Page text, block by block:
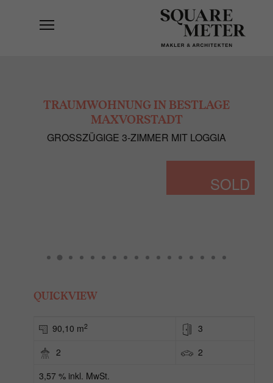
TRAUMWOHNUNG IN BESTLAGE
MAXVORSTADT
GROSSZÜGIGE 3-ZIMMER MIT LOGGIA
SOLD
QUICKVIEW
90,10 m2
3
2
2
3,57 % inkl. MwSt.